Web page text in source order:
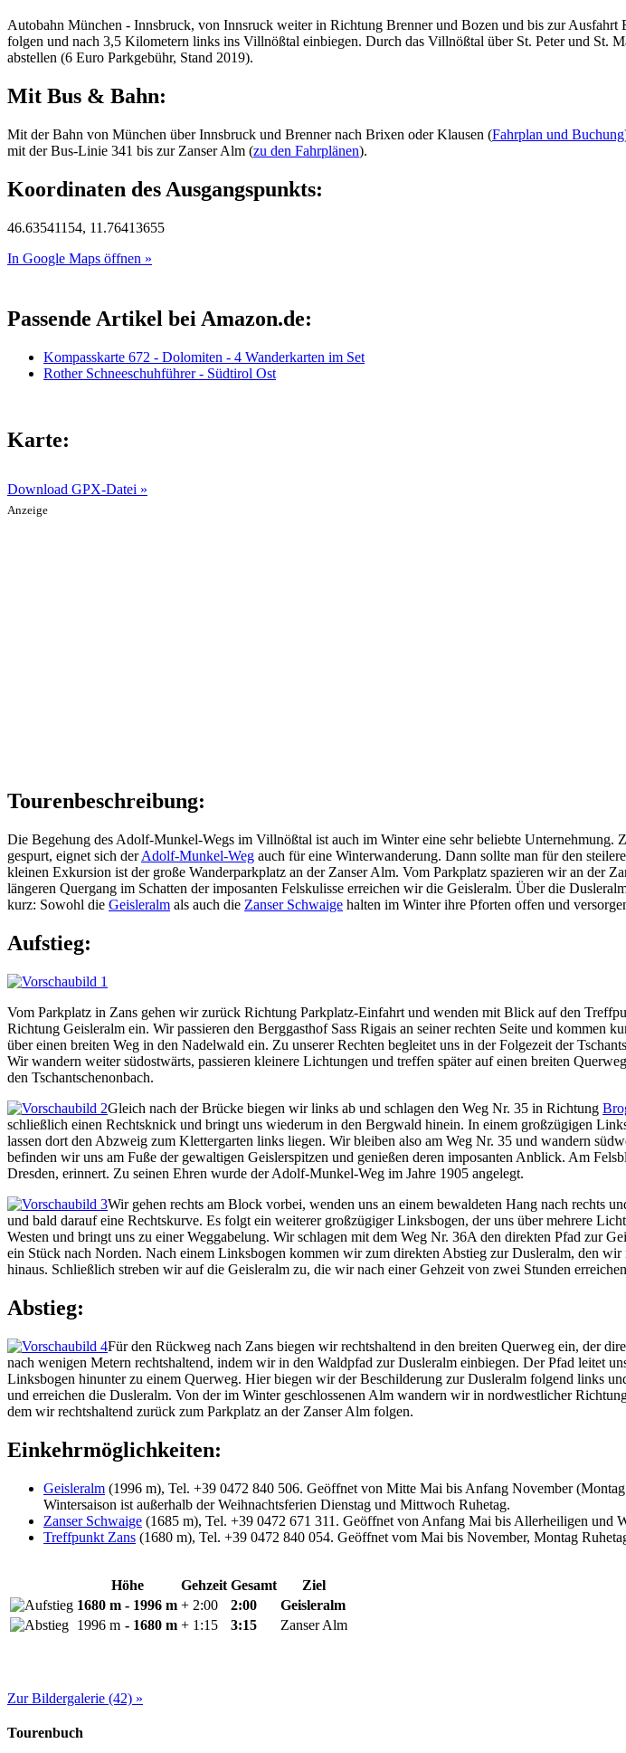
Autobahn München - Innsbruck, von Innsruck weiter in Richtung Brenner und Bozen und bis zur
folgen und nach 3,5 Kilometern links ins Villnößtal einbiegen. Durch das Villnößtal über St. Peter und St.
abstellen (6 Euro Parkgebühr, Stand 2019).
Mit Bus & Bahn:
Mit der Bahn von München über Innsbruck und Brenner nach Brixen oder Klausen (Fahrplan und Buchung
mit der Bus-Linie 341 bis zur Zanser Alm (zu den Fahrplänen).
Koordinaten des Ausgangspunkts:
46.63541154, 11.76413655
In Google Maps öffnen »
Passende Artikel bei Amazon.de:
Kompasskarte 672 - Dolomiten - 4 Wanderkarten im Set
Rother Schneeschuhführer - Südtirol Ost
Karte:
Download GPX-Datei »
Anzeige
Tourenbeschreibung:
Die Begehung des Adolf-Munkel-Wegs im Villnößtal ist auch im Winter eine sehr beliebte Unternehmung.
gespurt, eignet sich derAdolf-Munkel-Weg auch für eine Winterwanderung. Dann sollte man für den
kleinen Exkursion ist der große Wanderparkplatz an der Zanser Alm. Vom Parkplatz spazieren wir an der
längeren Quergang im Schatten der imposanten Felskulisse erreichen wir die Geisleralm. Über die
kurz: Sowohl die Geisleralm als auch die Zanser Schwaige halten im Winter ihre Pforten offen und
Aufstieg:
Vom Parkplatz in Zans gehen wir zurück Richtung Parkplatz-Einfahrt und wenden mit Blick auf den
Richtung Geisleralm ein. Wir passieren den Berggasthof Sass Rigais an seiner rechten Seite und
über einen breiten Weg in den Nadelwald ein. Zu unserer Rechten begleitet uns in der Folgezeit der
Wir wandern weiter südostwärts, passieren kleinere Lichtungen und treffen später auf einen breiten
den Tschantschenonbach.
Gleich nach der Brücke biegen wir links ab und schlagen den Weg Nr. 35 in Richtung
schließlich einen Rechtsknick und bringt uns wiederum in den Bergwald hinein. In einem großzügigen
lassen dort den Abzweig zum Klettergarten links liegen. Wir bleiben also am Weg Nr. 35 und wandern
befinden wir uns am Fuße der gewaltigen Geislerspitzen und genießen deren imposanten Anblick. Am
Dresden, erinnert. Zu seinen Ehren wurde der Adolf-Munkel-Weg im Jahre 1905 angelegt.
Wir gehen rechts am Block vorbei, wenden uns an einem bewaldeten Hang nach rechts
und bald darauf eine Rechtskurve. Es folgt ein weiterer großzügiger Linksbogen, der uns über mehrere
Westen und bringt uns zu einer Weggabelung. Wir schlagen mit dem Weg Nr. 36A den direkten Pfad zur
ein Stück nach Norden. Nach einem Linksbogen kommen wir zum direkten Abstieg zur Dusleralm, den
hinaus. Schließlich streben wir auf die Geisleralm zu, die wir nach einer Gehzeit von zwei Stunden
Abstieg:
Für den Rückweg nach Zans biegen wir rechtshaltend in den breiten Querweg ein, der
nach wenigen Metern rechtshaltend, indem wir in den Waldpfad zur Dusleralm einbiegen. Der Pfad leitet
Linksbogen hinunter zu einem Querweg. Hier biegen wir der Beschilderung zur Dusleralm folgend links
und erreichen die Dusleralm. Von der im Winter geschlossenen Alm wandern wir in nordwestlicher
dem wir rechtshaltend zurück zum Parkplatz an der Zanser Alm folgen.
Einkehrmöglichkeiten:
Geisleralm (1996 m), Tel. +39 0472 840 506. Geöffnet von Mitte Mai bis Anfang November
Wintersaison ist außerhalb der Weihnachtsferien Dienstag und Mittwoch Ruhetag.
Zanser Schwaige (1685 m), Tel. +39 0472 671 311. Geöffnet von Anfang Mai bis Allerheiligen und
Treffpunkt Zans (1680 m), Tel. +39 0472 840 054. Geöffnet vom Mai bis November, Montag
Höhe Gehzeit Gesamt
Ziel
1680 m - 1996 m + 2:00 2:00
Geisleralm
1996 m - 1680 m + 1:15 3:15 Zanser Alm
Zur Bildergalerie (42) »
Tourenbuch